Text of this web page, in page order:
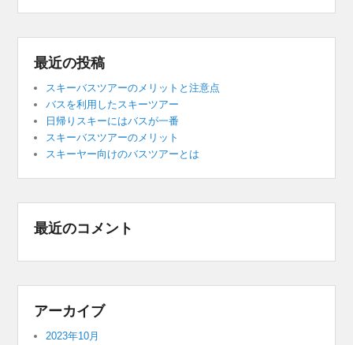
最近の投稿
スキーバスツアーのメリットと注意点
バスを利用したスキーツアー
日帰りスキーにはバスが一番
スキーバスツアーのメリット
スキーヤー向けのバスツアーとは
最近のコメント
アーカイブ
2023年10月